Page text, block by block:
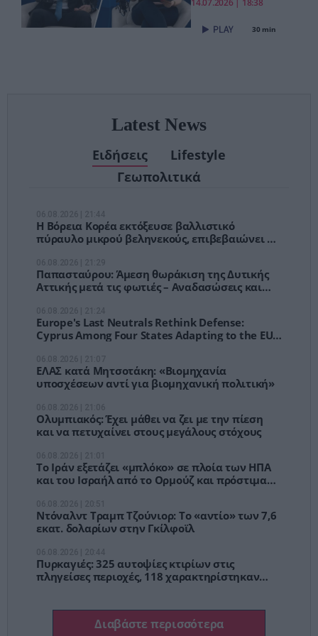
«Το νέο ΕΣΥ
είναι ήδη εδώ
– Τέλος στις
30 min
Latest News
Ειδήσεις
Lifestyle
Γεωπολιτικά
Η Βόρεια Κορέα εκτόξευσε βαλλιστικό
πύραυλο μικρού βεληνεκούς, επιβεβαιώνει η
Παπασταύρου: Άμεση θωράκιση της Δυτικής
Αττικής μετά τις φωτιές – Αναδασώσεις και
Europe's Last Neutrals Rethink Defense:
Cyprus Among Four States Adapting to the EU's
ΕΛΑΣ κατά Μητσοτάκη: «Βιομηχανία
υποσχέσεων αντί για βιομηχανική πολιτική»
Ολυμπιακός: Έχει μάθει να ζει με την πίεση
και να πετυχαίνει στους μεγάλους στόχους
Το Ιράν εξετάζει «μπλόκο» σε πλοία των ΗΠΑ
και του Ισραήλ από το Ορμούζ και πρόστιμα
Ντόναλντ Τραμπ Τζούνιορ: Το «αντίο» των 7,6
εκατ. δολαρίων στην Γκίλφοϊλ
Πυρκαγιές: 325 αυτοψίες κτιρίων στις
πληγείσες περιοχές, 118 χαρακτηρίστηκαν
Διαβάστε περισσότερα